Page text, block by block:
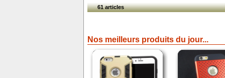
61 articles
Nos meilleurs produits du jour...